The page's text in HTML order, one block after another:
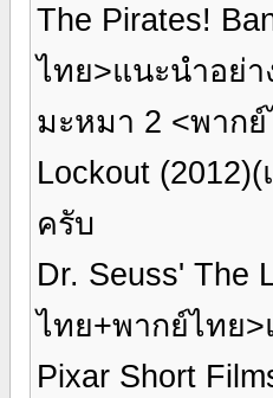
The Pirates!
ไทย>แนะนำอย่า
มะหมา 2 <พาก
Lockout
ครับ
Dr. Seuss' The
ไทย+พากย์ไทย
Pixar Short